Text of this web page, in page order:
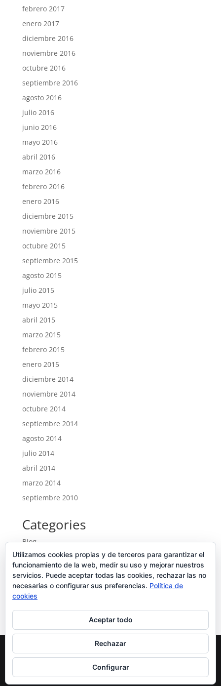
febrero 2017
enero 2017
diciembre 2016
noviembre 2016
octubre 2016
septiembre 2016
agosto 2016
julio 2016
junio 2016
mayo 2016
abril 2016
marzo 2016
febrero 2016
enero 2016
diciembre 2015
noviembre 2015
octubre 2015
septiembre 2015
agosto 2015
julio 2015
mayo 2015
abril 2015
marzo 2015
febrero 2015
enero 2015
diciembre 2014
noviembre 2014
octubre 2014
septiembre 2014
agosto 2014
julio 2014
abril 2014
marzo 2014
septiembre 2010
Categories
Blog
Entrades
Ofertes noves
Portfolio
Uncategorized
Elegant Themes| Desarrollado por
WordPress
Utilizamos cookies propias y de terceros para garantizar el
funcionamiento de la web, medir su uso y mejorar nuestros
servicios. Puede aceptar todas las cookies, rechazar las no
necesarias o configurar sus preferencias. Política de
cookies
Aceptar todo
Rechazar
Configurar